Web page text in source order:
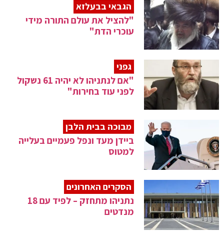
הגבאי בבעלזא
"להציל את עולם התורה מידי
עוכרי הדת"
גפני
"אם לנתניהו לא יהיה 61 נשקול
לפני עוד בחירות"
מבוכה בבית הלבן
ביידן מעד ונפל פעמיים בעלייה
למטוס
הסקרים האחרונים
נתניהו מתחזק – לפיד עם 18
מנדטים